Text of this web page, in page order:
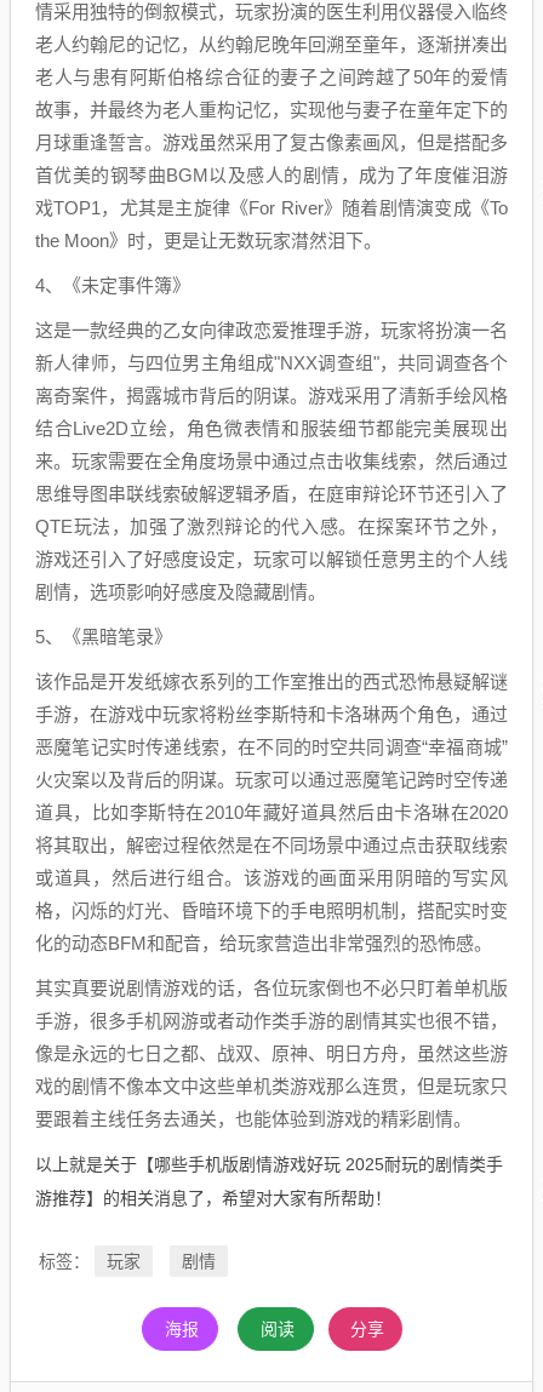
情采用独特的倒叙模式，玩家扮演的医生利用仪器侵入临终
老人约翰尼的记忆，
从约翰尼晚年回溯至童年，‌逐渐拼凑出
老人与患有阿斯伯格综合征的妻子‌之间跨越了50年的爱情
故事，并最终为老人重构记忆，实现他与妻子在童年定下的
月球重逢誓言。游戏虽然采用了复古像素画风，但是搭配多
首优美的钢琴曲BGM以及感人的剧情，成为了年度催泪游
戏TOP1，尤其是主旋律《For River》随着剧情演变成《To
the Moon》时，更是让无数玩家潸然泪下。
4、《未定事件簿》
这是一款经典的乙女向律政恋爱推理手游，玩家将扮演一名
新人律师， 与四位男主角组成"NXX调查组"，共同调查各个
离奇案件，揭露城市背后的阴谋。游戏采用了清新手绘风格
结合Live2D立绘，角色微表情和服装细节都能完美展现出
来。玩家需要在全角度场景中通过点击收集线索，然后通过
思维导图串联线索破解逻辑矛盾，在庭审辩论环节还引入了
QTE玩法，加强了激烈辩论的代入感。在探案环节之外，
游戏还引入了好感度设定，玩家可以解锁任意男主的个人线
剧情，选项影响好感度及隐藏剧情。
5、《黑暗笔录》
该作品是开发纸嫁衣系列的工作室推出的西式恐怖悬疑解谜
手游，在游戏中玩家将粉丝李斯特‌和卡洛琳两个角色，通过
恶魔笔记实时传递线索，在不同的时空共同调查“幸福商城”
火灾案以及背后的阴谋。玩家可以通过恶魔笔记跨时空传递
道具，比如李斯特在2010年藏好道具然后由卡洛琳在2020
将其取出，解密过程依然是在不同场景中通过点击获取线索
或道具，然后进行组合。该游戏的画面采用阴暗的写实风
格，闪烁的灯光、昏暗环境下的手电照明机制，搭配实时变
化的动态BFM和配音，给玩家营造出非常强烈的恐怖感。
其实真要说剧情游戏的话，各位玩家倒也不必只盯着单机版
手游，很多手机网游或者动作类手游的剧情其实也很不错，
像是永远的七日之都、战双、原神、明日方舟，虽然这些游
戏的剧情不像本文中这些单机类游戏那么连贯，但是玩家只
要跟着主线任务去通关，也能体验到游戏的精彩剧情。
以上就是关于【哪些手机版剧情游戏好玩 2025耐玩的剧情类手
游推荐】的相关消息了，希望对大家有所帮助！
标签： 玩家 剧情
海报 阅读 分享